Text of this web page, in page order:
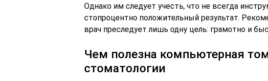
Однако им следует учесть, что не всегда
стопроцентно положительный результат.
врач преследует лишь одну цель: грамотно и
Чем полезна компьютерная
стоматологии